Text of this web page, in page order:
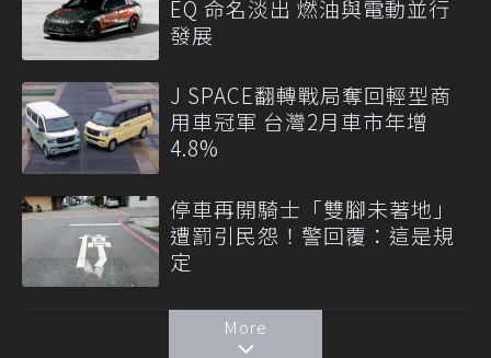
EQ 命名淡出 燃油與電動並行
發展
J SPACE翻轉戰局奪回輕型商
用車冠軍 台灣2月車市年增
4.8%
停車再開騎士「雙腳未著地」
遭罰引民怨！警回覆：這是規
定
More